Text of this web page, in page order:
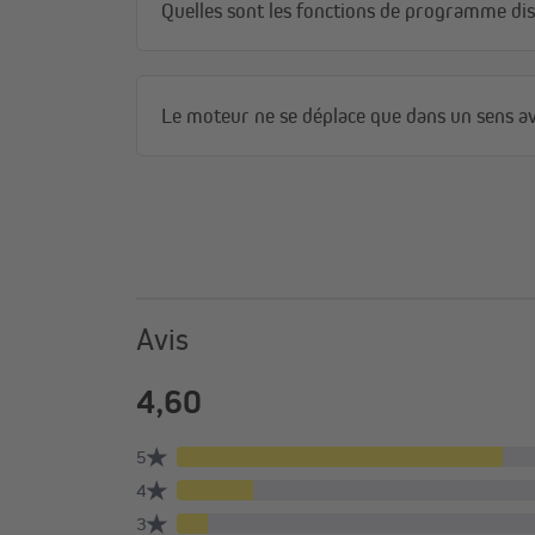
Aperçu de la télécommande
TDRC 04 : 4 canaux
TDRC 08 : 8 canaux
TDRC 16 : 16 canaux
Quelles sont les fonctions de programme
Le moteur ne se déplace que dans un sens
Avis